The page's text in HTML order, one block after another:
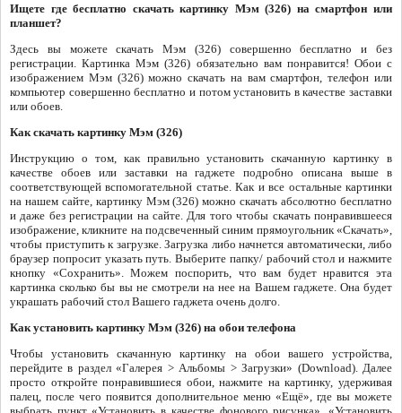
Ищете где бесплатно скачать картинку Мэм (326) на смартфон или
планшет?
Здесь вы можете скачать Мэм (326) совершенно бесплатно и без
регистрации. Картинка Мэм (326) обязательно вам понравится! Обои с
изображением Мэм (326) можно скачать на вам смартфон, телефон или
компьютер совершенно бесплатно и потом установить в качестве заставки
или обоев.
Как скачать картинку Мэм (326)
Инструкцию о том, как правильно установить скачанную картинку в
качестве обоев или заставки на гаджете подробно описана выше в
соответствующей вспомогательной статье. Как и все остальные картинки
на нашем сайте, картинку Мэм (326) можно скачать абсолютно бесплатно
и даже без регистрации на сайте. Для того чтобы скачать понравившееся
изображение, кликните на подсвеченный синим прямоугольник «Скачать»,
чтобы приступить к загрузке. Загрузка либо начнется автоматически, либо
браузер попросит указать путь. Выберите папку/ рабочий стол и нажмите
кнопку «Сохранить». Можем поспорить, что вам будет нравится эта
картинка сколько бы вы не смотрели на нее на Вашем гаджете. Она будет
украшать рабочий стол Вашего гаджета очень долго.
Как установить картинку Мэм (326) на обои телефона
Чтобы установить скачанную картинку на обои вашего устройства,
перейдите в раздел «Галерея > Альбомы > Загрузки» (Download). Далее
просто откройте понравившиеся обои, нажмите на картинку, удерживая
палец, после чего появится дополнительное меню «Ещё», где вы можете